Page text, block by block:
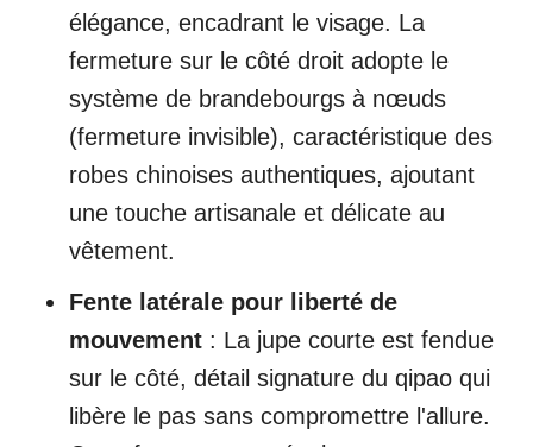
élégance, encadrant le visage. La
fermeture sur le côté droit adopte le
système de brandebourgs à nœuds
(fermeture invisible), caractéristique des
robes chinoises authentiques, ajoutant
une touche artisanale et délicate au
vêtement.
Fente latérale pour liberté de
mouvement : La jupe courte est fendue
sur le côté, détail signature du qipao qui
libère le pas sans compromettre l'allure.